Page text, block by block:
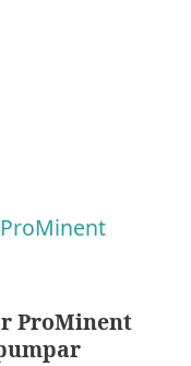
ProMinent